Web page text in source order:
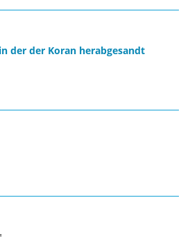
der der Koran herabgesandt